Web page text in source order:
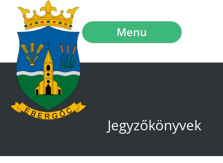
Menu
Jegyzőkönyvek